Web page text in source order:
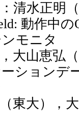
水正明（
動作中
モニタ
恵弘（
ーション
），大